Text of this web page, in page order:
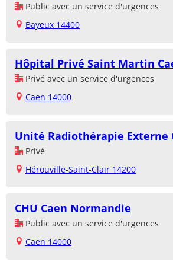
Public avec un service d'urgences
Bayeux 14400
Hôpital Privé Saint Martin
Privé avec un service d'urgences
Caen 14000
Unité Radiothérapie Externe
Privé
Hérouville-Saint-Clair 14200
CHU Caen Normandie
Public avec un service d'urgences
Caen 14000